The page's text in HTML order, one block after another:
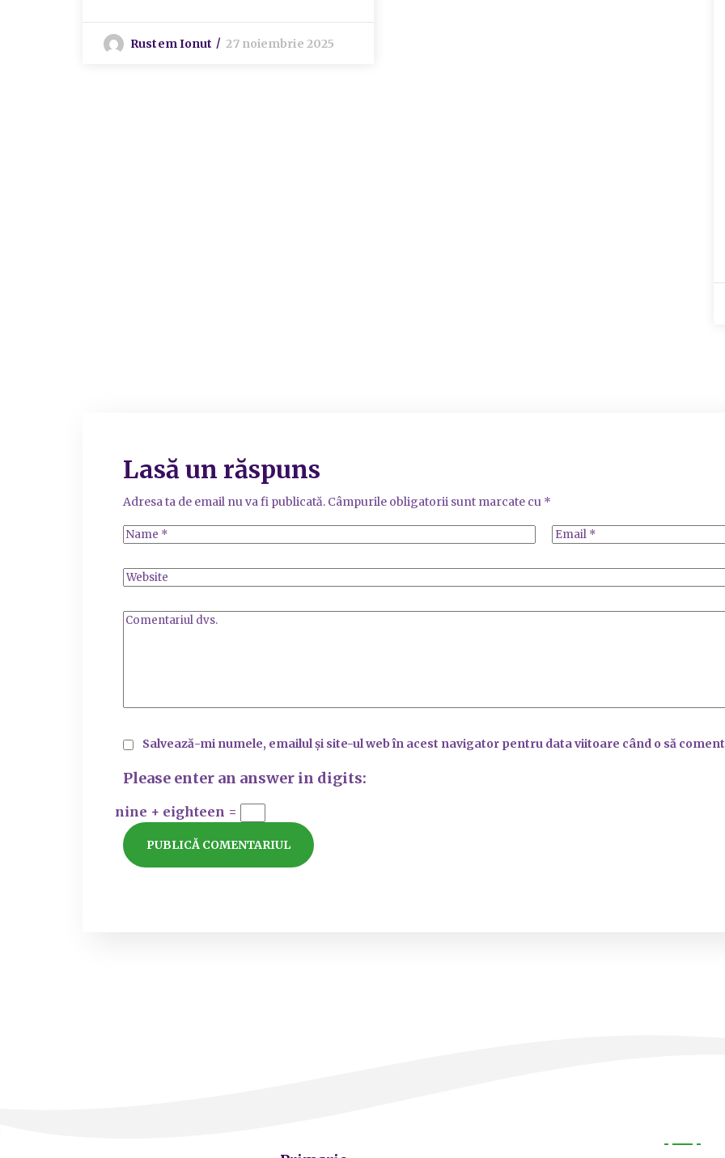
Rustem Ionut 27 noiembrie 2025
Lasă un răspuns
Adresa ta de email nu va fi publicată. Câmpurile obligatorii sunt marcate cu *
Salvează-mi numele, emailul și site-ul web în acest navigator pentru data viitoare când o să
Please enter an answer in digits:
nine + eighteen =